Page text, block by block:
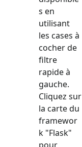
s en
utilisant
les cases à
cocher de
filtre
rapide à
gauche.
Cliquez sur
la carte du
framewor
k "Flask"